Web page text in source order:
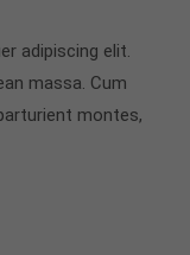
adipiscing elit.
massa. Cum
montes,